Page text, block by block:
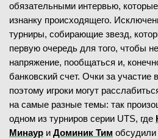
обязательными интервью,
изнанку происходящего.
турниры, собирающие звезд,
первую очередь для того, чтобы
напряжение, пообщаться и,
банковский счет. Очки за участие
поэтому игроки могут
на самые разные темы: так
одном из турниров серии UTS, где
Минаур и Доминик Тим